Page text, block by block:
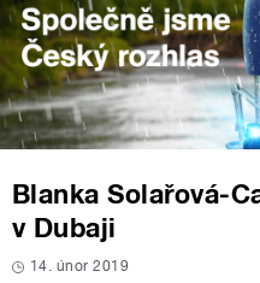
Blanka Solařová-
v Dubaji
14. únor 2019